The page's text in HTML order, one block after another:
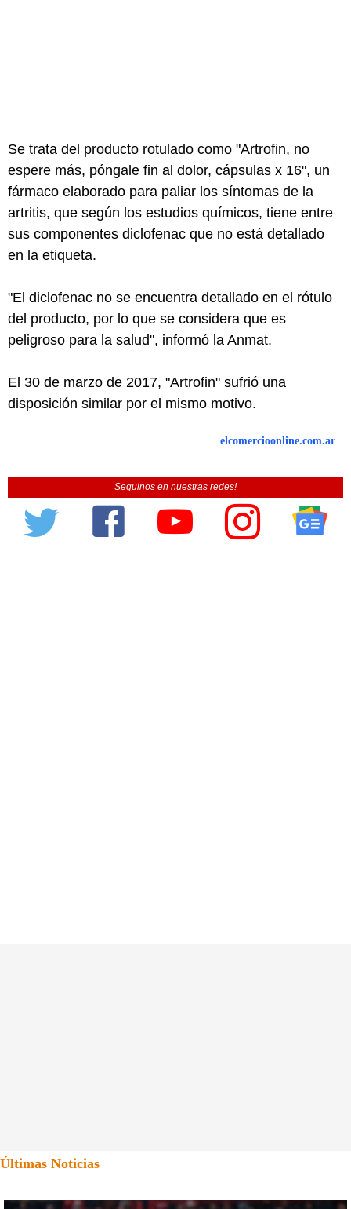
Se trata del producto rotulado como "Artrofin, no
espere más, póngale fin al dolor, cápsulas x 16", un
fármaco elaborado para paliar los síntomas de la
artritis, que según los estudios químicos, tiene entre
sus componentes diclofenac que no está detallado
en la etiqueta.
"El diclofenac no se encuentra detallado en el rótulo
del producto, por lo que se considera que es
peligroso para la salud", informó la Anmat.
El 30 de marzo de 2017, "Artrofin" sufrió una
disposición similar por el mismo motivo.
elcomercioonline.com.ar
Seguinos en nuestras redes!
Últimas Noticias